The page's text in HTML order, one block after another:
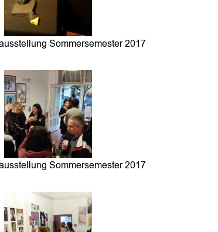
Sommersemester 2017
Sommersemester 2017